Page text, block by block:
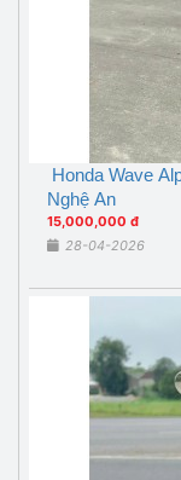
Honda Wave
Nghệ An
15,000,000 đ
28-04-2026